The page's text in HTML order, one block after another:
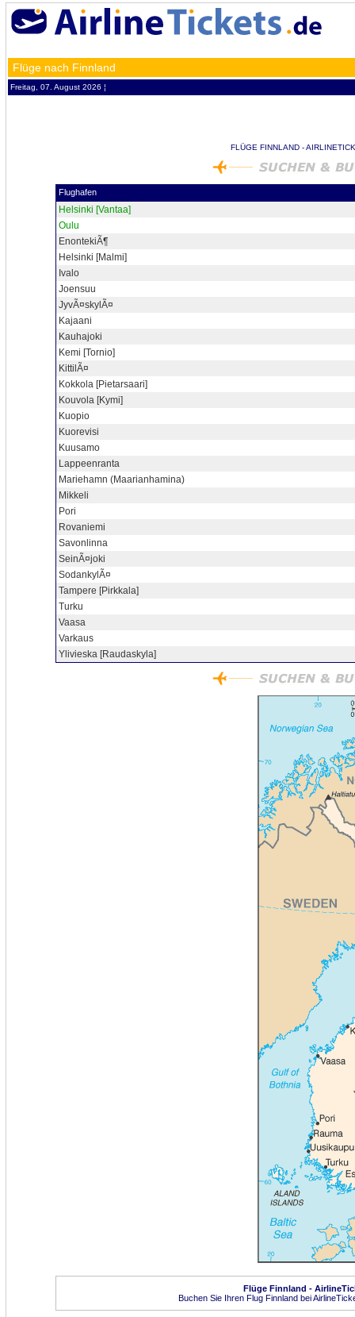
Flüge nach Finnland
Freitag, 07. August 2026 ¦
FLÜGE FINNLAND -
Flughafen
Helsinki [Vantaa]
Oulu
EnontekiÃ¶
Helsinki [Malmi]
Ivalo
Joensuu
JyvÃ¤skylÃ¤
Kajaani
Kauhajoki
Kemi [Tornio]
KittilÃ¤
Kokkola [Pietarsaari]
Kouvola [Kymi]
Kuopio
Kuorevisi
Kuusamo
Lappeenranta
Mariehamn (Maarianhamina)
Mikkeli
Pori
Rovaniemi
Savonlinna
SeinÃ¤joki
SodankylÃ¤
Tampere [Pirkkala]
Turku
Vaasa
Varkaus
Ylivieska [Raudaskyla]
Flüge Finnland -
Buchen Sie Ihren Flug Finnland bei